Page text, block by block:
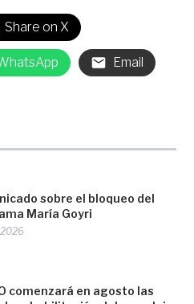
sobre el bloqueo del
María Goyri
comenzará en agosto las
Share on X
Email